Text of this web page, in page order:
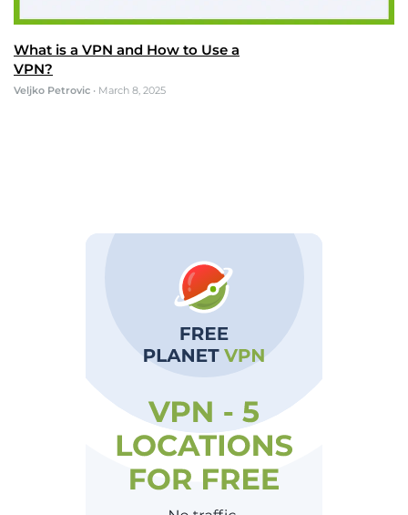
What is a VPN and How to Use a
VPN?
Veljko Petrovic • March 8, 2025